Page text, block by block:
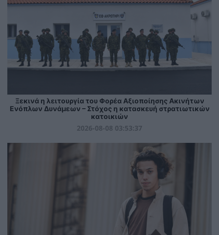
Ξεκινά η λειτουργία του Φορέα Αξιοποίησης Ακινήτων
Ενόπλων Δυνάμεων – Στόχος η κατασκευή στρατιωτικών
κατοικιών
2026-08-08 03:53:37